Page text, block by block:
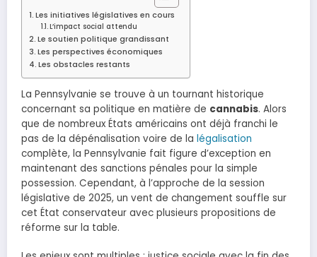
Les initiatives législatives en cours
L’impact social attendu
Le soutien politique grandissant
Les perspectives économiques
Les obstacles restants
La Pennsylvanie se trouve à un tournant historique
concernant sa politique en matière de cannabis. Alors
que de nombreux États américains ont déjà franchi le
pas de la dépénalisation voire de la légalisation
complète, la Pennsylvanie fait figure d’exception en
maintenant des sanctions pénales pour la simple
possession. Cependant, à l’approche de la session
législative de 2025, un vent de changement souffle sur
cet État conservateur avec plusieurs propositions de
réforme sur la table.